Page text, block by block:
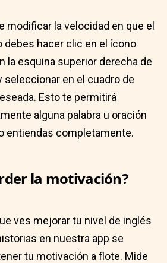
modificar la velocidad en que el
debes hacer clic en el ícono
la esquina superior derecha de
seleccionar en el cuadro de
Esto te permitirá
alguna palabra u oración
entiendas completamente.
la motivación?
ves mejorar tu nivel de inglés
en nuestra app se
tu motivación a flote. Mide